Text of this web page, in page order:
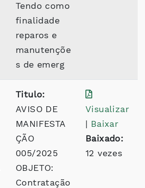
Tendo como
finalidade
reparos e
manutençõe
s de emerg
Titulo:
AVISO DE
MANIFESTA
ÇÃO
005/2025
OBJETO:
Contratação
Visualizar
| Baixar
Baixado:
12 vezes